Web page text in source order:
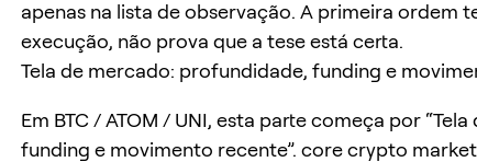
apenas na lista de observação. A primeira ordem
execução, não prova que a tese está certa.
Tela de mercado: profundidade, funding e
Em BTC / ATOM / UNI, esta parte começa por
funding e movimento recente”. core crypto